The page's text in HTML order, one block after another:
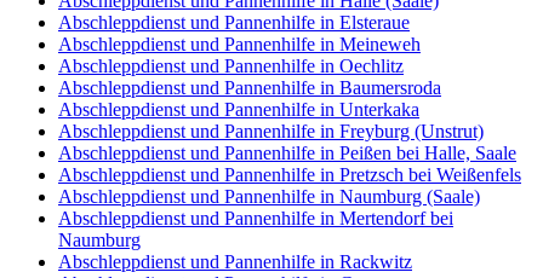
Abschleppdienst und Pannenhilfe in Elsteraue
Abschleppdienst und Pannenhilfe in Meineweh
Abschleppdienst und Pannenhilfe in Oechlitz
Abschleppdienst und Pannenhilfe in Baumersroda
Abschleppdienst und Pannenhilfe in Unterkaka
Abschleppdienst und Pannenhilfe in Freyburg (Unstrut)
Abschleppdienst und Pannenhilfe in Peißen bei Halle, Saale
Abschleppdienst und Pannenhilfe in Pretzsch bei Weißenfels
Abschleppdienst und Pannenhilfe in Naumburg (Saale)
Abschleppdienst und Pannenhilfe in Mertendorf bei
Naumburg
Abschleppdienst und Pannenhilfe in Rackwitz